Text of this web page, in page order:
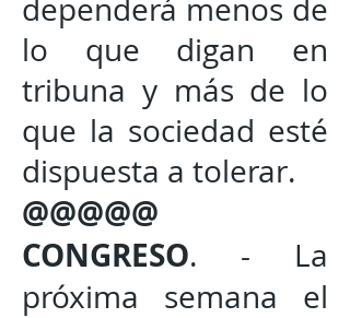
dependerá menos de
lo que digan en
tribuna y más de lo
que la sociedad esté
dispuesta a tolerar.
@@@@@
CONGRESO. - La
próxima semana el